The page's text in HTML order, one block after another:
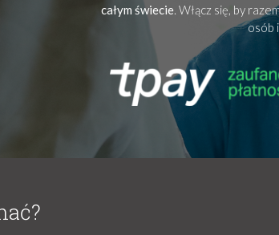
całym świecie. Włącz się, by
osób